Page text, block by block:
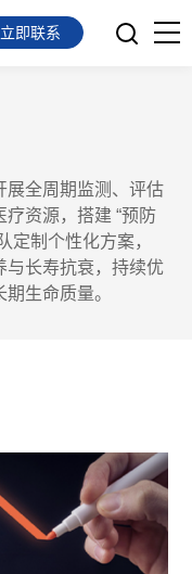
立即联系
展全周期监测、评估
资源，搭建 “预防
制个性化方案，
与长寿抗衰，持续优
生命质量。